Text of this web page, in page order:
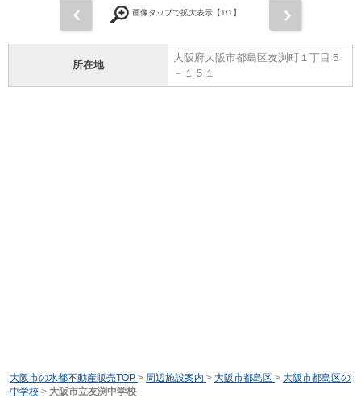
画像タップで拡大表示【1/1】
所在地
大阪府大阪市都島区友渕町１丁目５
－１５１
大阪市の水都不動産販売TOP > 周辺施設案内 > 大阪市都島区 > 大阪市都島区の
中学校 > 大阪市立友渕中学校